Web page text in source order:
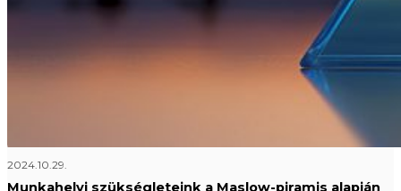
2024.10.29.
Munkahelyi szükségleteink a Maslow-piramis alapján